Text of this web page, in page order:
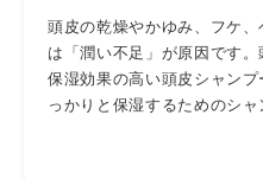
頭皮の乾燥やかゆみ、フケ、
は「潤い不足」が原因です。
保湿効果の高い頭皮シャン
っかりと保湿するためのシ